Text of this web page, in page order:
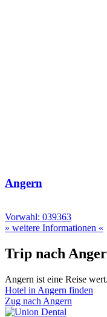
Angern
Vorwahl: 039363
» weitere Informationen «
Trip nach
Angern ist eine Reise
Hotel in Angern finden
Zug nach Angern